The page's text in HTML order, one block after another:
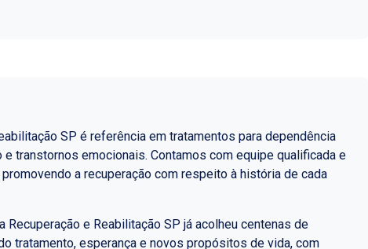
SP é referência em tratamentos para dependência
e transtornos emocionais. Contamos com equipe qualificada e
a recuperação com respeito à história de cada
Recuperação e Reabilitação SP já acolheu centenas de
tratamento, esperança e novos propósitos de vida, com